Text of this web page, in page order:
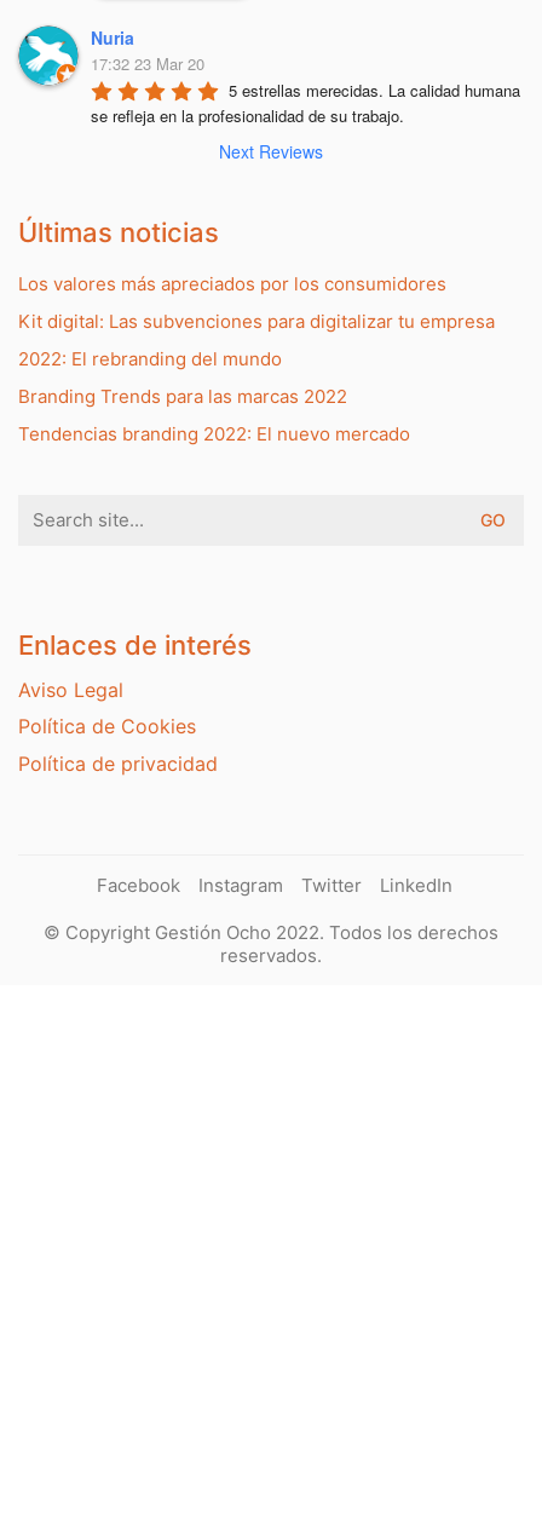
Nuria
17:32 23 Mar 20
5 estrellas merecidas. La calidad humana
se refleja en la profesionalidad de su trabajo.
Next Reviews
Últimas noticias
Los valores más apreciados por los consumidores
Kit digital: Las subvenciones para digitalizar tu empresa
2022: El rebranding del mundo
Branding Trends para las marcas 2022
Tendencias branding 2022: El nuevo mercado
for:
Enlaces de interés
Aviso Legal
Política de Cookies
Política de privacidad
Facebook Instagram Twitter LinkedIn
© Copyright Gestión Ocho 2022. Todos los derechos
reservados.